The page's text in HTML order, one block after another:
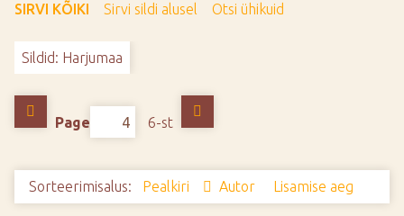
SIRVI KÕIKI Sirvi sildi alusel Otsi ühikuid
Sildid: Harjumaa
Page 6-st
Sorteerimisalus: Pealkiri Autor Lisamise aeg